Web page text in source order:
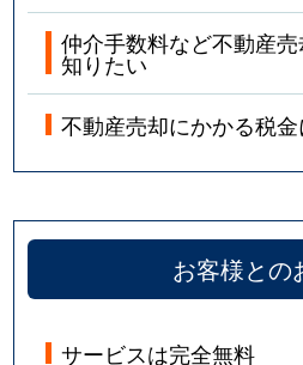
仲介手数料など不動産
知りたい
不動産売却にかかる税
お客様との
サービスは完全無料